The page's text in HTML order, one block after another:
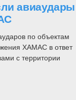
авиаудары
по объектам
ХАМАС в ответ
с территории